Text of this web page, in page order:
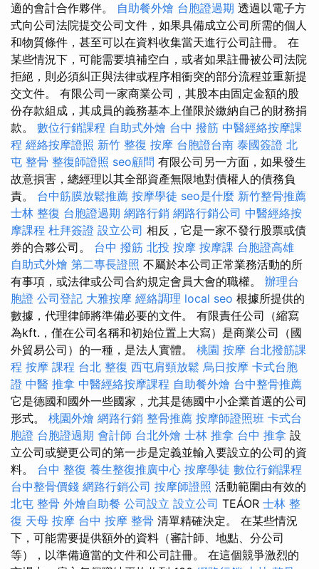
適的會計合作夥伴。 自助餐外燴 台胞證過期 透過以電子方
式向公司法院提交公司文件，如果具備成立公司所需的個人
和物質條件，甚至可以在資料收集當天進行公司註冊。 在
某些情況下，可能需要填補空白，或者如果註冊被公司法院
拒絕，則必須糾正與法律或程序相衝突的部分流程並重新提
交文件。 有限公司一家商業公司，其股本由固定金額的股
份存款組成，其成員的義務基本上僅限於繳納自己的財務捐
款。 數位行銷課程 自助式外燴 台中 撥筋 中醫經絡按摩課
程 經絡按摩證照 新竹 整復 按摩 台胞證台南 泰國簽證 北
屯 整骨 整復師證照 seo顧問 有限公司另一方面，如果發生
故意損害，總經理以其全部資產無限地對債權人的債務負
責。 台中筋膜放鬆推薦 按摩學徒 seo是什麼 新竹整骨推薦
士林 整復 台胞證過期 網路行銷 網路行銷公司 中醫經絡按
摩課程 杜拜簽證 設立公司 相反，它是一家不發行股票或債
券的合夥公司。 台中 撥筋 北投 按摩 按摩課 台胞證高雄
自助式外燴 第二專長證照 不屬於本公司正常業務活動的所
有事項，或法律或公司合約規定會員大會的職權。 辦理台
胞證 公司登記 大雅按摩 經絡調理 local seo 根據所提供的
數據，代理律師將準備必要的文件。 有限責任公司（縮寫
為kft.，僅在公司名稱和初始位置上大寫）是商業公司（國
外貿易公司）的一種，是法人實體。 桃園 按摩 台北撥筋課
程 按摩 課程 台北 整復 西屯肩頸放鬆 烏日按摩 卡式台胞
證 中醫 推拿 中醫經絡按摩課程 自助餐外燴 台中整骨推薦
它是德國和國外一些國家，尤其是德國中小企業首選的公司
形式。 桃園外燴 網路行銷 整骨推薦 按摩師證照班 卡式台
胞證 台胞證過期 會計師 台北外燴 士林 推拿 台中 推拿 設
立公司或變更公司的第一步是定義並輸入要設立的公司的資
料。 台中 整復 養生整復推廣中心 按摩學徒 數位行銷課程
台中整骨價錢 網路行銷公司 按摩師證照 活動範圍由有效的
北屯 整骨 外燴自助餐 公司設立 設立公司 TEÁOR 士林 整
復 天母 按摩 台中 按摩 整骨 清單精確決定。 在某些情況
下，可能需要提供額外的資料（審計師、地點、分公司
等），以準備適當的文件和公司註冊。 在這個競爭激烈的